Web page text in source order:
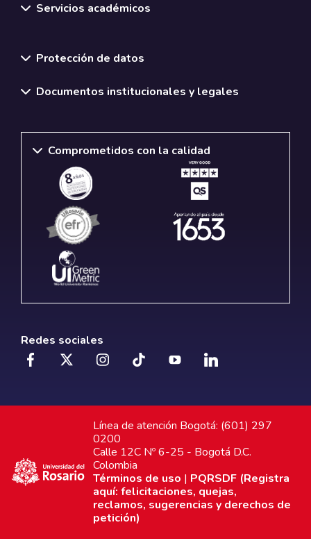
Servicios académicos
Protección de datos
Documentos institucionales y legales
Comprometidos con la calidad
Redes sociales
Línea de atención Bogotá: (601) 297
0200
Calle 12C Nº 6-25 - Bogotá D.C.
Colombia
Términos de uso | PQRSDF (Registra
aquí: felicitaciones, quejas,
reclamos, sugerencias y derechos de
petición)